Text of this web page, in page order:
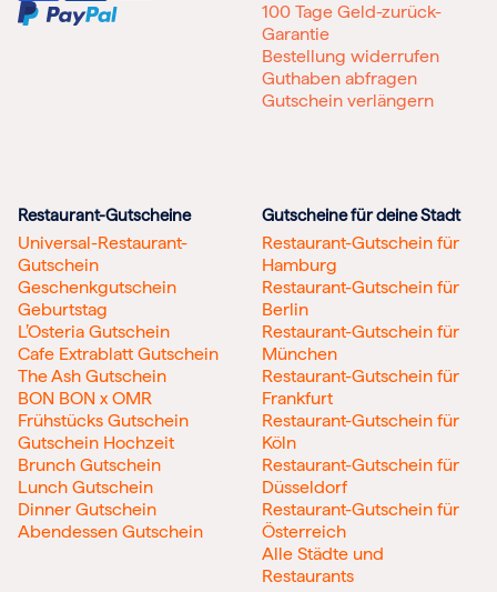
100 Tage Geld-zurück-
Garantie
Bestellung widerrufen
Guthaben abfragen
Gutschein verlängern
Restaurant-Gutscheine
Universal-Restaurant-
Gutschein
Geschenkgutschein
Geburtstag
L’Osteria Gutschein
Cafe Extrablatt Gutschein
The Ash Gutschein
BON BON x OMR
Frühstücks Gutschein
Gutschein Hochzeit
Brunch Gutschein
Lunch Gutschein
Dinner Gutschein
Abendessen Gutschein
Gutscheine für deine Stadt
Restaurant-Gutschein für
Hamburg
Restaurant-Gutschein für
Berlin
Restaurant-Gutschein für
München
Restaurant-Gutschein für
Frankfurt
Restaurant-Gutschein für
Köln
Restaurant-Gutschein für
Düsseldorf
Restaurant-Gutschein für
Österreich
Alle Städte und
Restaurants